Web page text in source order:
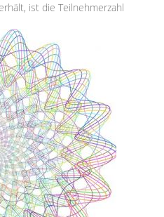
ist die Teilnehmerzahl